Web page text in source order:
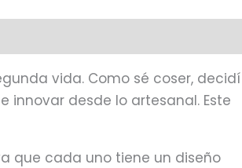
vida. Como sé coser, decidí
innovar desde lo artesanal. Este
que cada uno tiene un diseño